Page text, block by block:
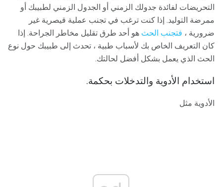
التحريضات لفائدة جدولك الزمني أو الجدول الزمني لطبيبك أو
ممرضة التوليد. إذا كنت ترغب في تجنب عملية قيصرية غير
ضرورية ، فتجنب الحث هو أحد طرق تقليل مخاطر الجراحة. إذا
كان التعريف الخاص بك لأسباب طبية ، تحدث إلى طبيبك حول نوع
الحث الذي يعمل بشكل أفضل لحالتك.
استخدام الأدوية والتدخلات بحكمة.
الأدوية مثل